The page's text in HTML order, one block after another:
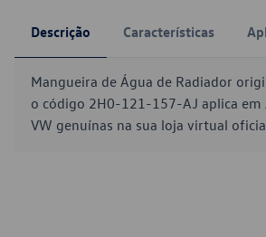
Descrição Características
Mangueira de Água de Radiador
o código 2H0-121-157-AJ aplica em
VW genuínas na sua loja virtual